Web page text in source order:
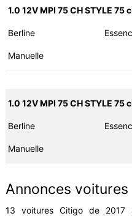
1.0 12V MPI 75 CH STYLE 75
Berline
Manuelle
1.0 12V MPI 75 CH STYLE 75
Berline
Manuelle
Annonces voitures
13 voitures Citigo de 2017